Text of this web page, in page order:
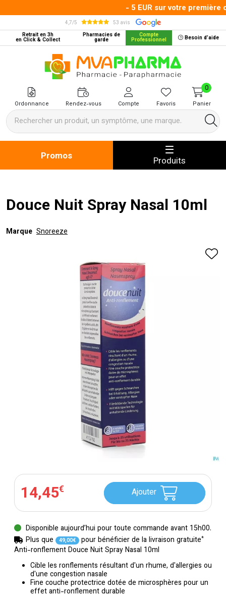
- 5 EUR sur votre première
4,7/5
53 avis
Retrait en 3h
en Click & Collect
Pharmacies de
garde
Compte
Professionnel Besoin d’aide
MVA Pharma Votre pharmacie
Ordonnance Rendez-vous Compte Favoris Panier
0
Promos Produits
Douce Nuit Spray Nasal 10ml
Marque Snoreeze
Anti-ronflement Douce Nuit Spray Nasal 10ml
Cible les ronflements résultant d'un rhume, d'allergies ou
d'une congestion nasale
Fine couche protectrice dotée de microsphères pour un
effet anti-ronflement durable
14,45€ Ajouter
Disponible aujourd’hui pour toute commande avant 15h00.
Plus que
49,00€ pour bénéficier de la livraison gratuite*